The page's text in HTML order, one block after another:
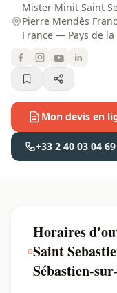
Mister Minit Saint
Pierre Mendès
France — Pays de la
Mon devis en
+33 2 40 03 04 69
Horaires
Saint
Sébastien-